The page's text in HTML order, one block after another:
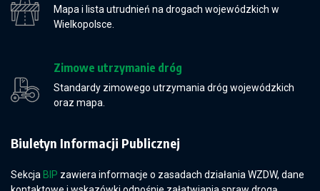
Mapa i lista utrudnień na drogach wojewódzkich w
Wielkopolsce.
Zimowe utrzymanie dróg
Standardy zimowego utrzymania dróg wojewódzkich
oraz mapa.
Biuletyn Informacji Publicznej
Sekcja BIP zawiera informacje o zasadach działania WZDW, dane